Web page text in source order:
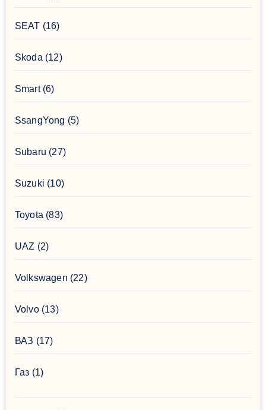
SEAT (16)
Skoda (12)
Smart(6)
SsangYong (5)
Subaru (27)
Suzuki (10)
Toyota (83)
UAZ (2)
Volkswagen (22)
Volvo(13)
ВАЗ (17)
Газ (1)